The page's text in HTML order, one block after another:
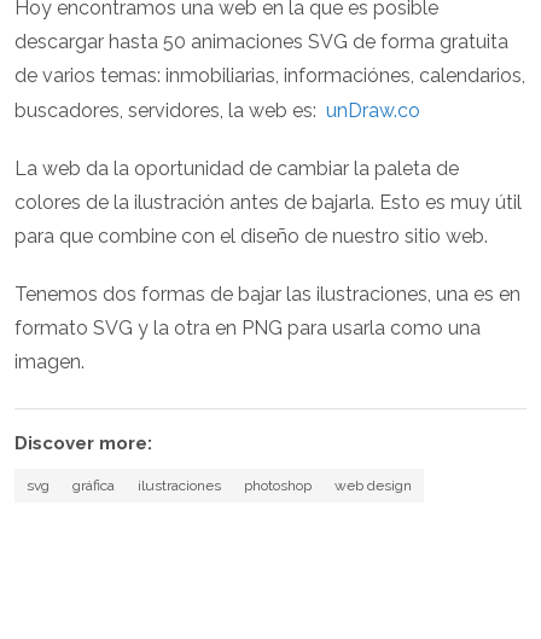
Hoy encontramos una web en la que es posible
descargar hasta 50 animaciones SVG de forma gratuita
de varios temas: inmobiliarias, informaciónes, calendarios,
buscadores, servidores, la web es: unDraw.co
La web da la oportunidad de cambiar la paleta de
colores de la ilustración antes de bajarla. Esto es muy útil
para que combine con el diseño de nuestro sitio web.
Tenemos dos formas de bajar las ilustraciones, una es en
formato SVG y la otra en PNG para usarla como una
imagen.
Discover more:
svg gráfica ilustraciones photoshop web design